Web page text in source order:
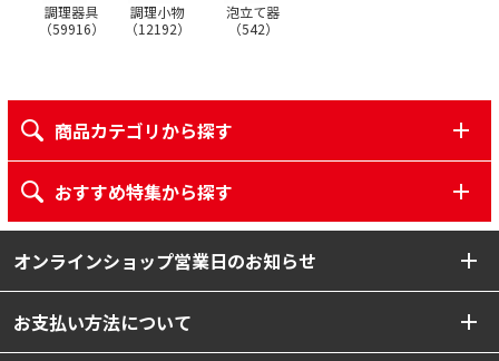
調理器具
（59916）
調理小物
（12192）
泡立て器
（542）
商品カテゴリから探す
おすすめ特集から探す
オンラインショップ営業日のお知らせ
お支払い方法について